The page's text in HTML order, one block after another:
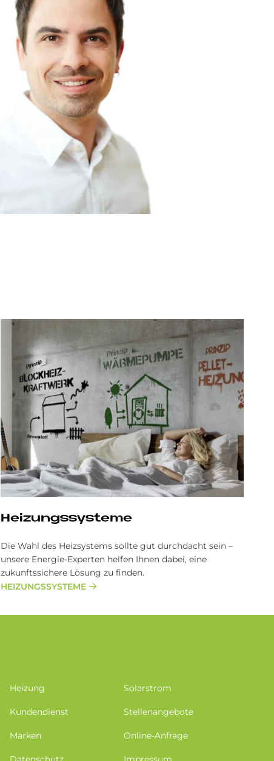
Heizungssysteme
Die Wahl des Heizsystems sollte gut durchdacht sein –
unsere Energie-Experten helfen Ihnen dabei, eine
zukunftssichere Lösung zu finden.
HEIZUNGSSYSTEME
Heizung Solarstrom
Kundendienst Stellenangebote
Marken Online-Anfrage